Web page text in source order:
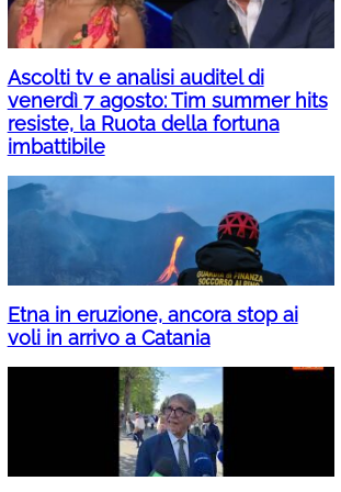
Ascolti tv e analisi auditel di
venerdì 7 agosto: Tim summer hits
resiste, la Ruota della fortuna
imbattibile
Etna in eruzione, ancora stop ai
voli in arrivo a Catania